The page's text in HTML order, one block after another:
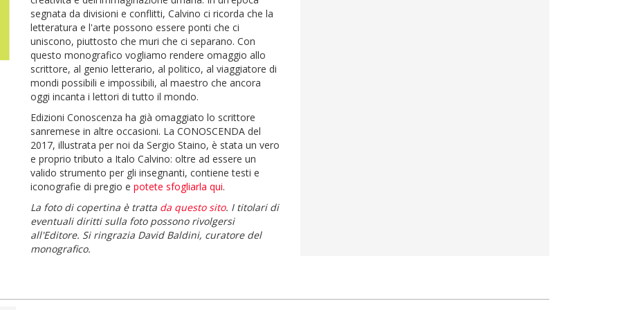
segnata da divisioni e conflitti, Calvino ci ricorda che la
letteratura e l'arte possono essere ponti che ci
uniscono, piuttosto che muri che ci separano. Con
questo monografico vogliamo rendere omaggio allo
scrittore, al genio letterario, al politico, al viaggiatore di
mondi possibili e impossibili, al maestro che ancora
oggi incanta i lettori di tutto il mondo.
Edizioni Conoscenza ha già omaggiato lo scrittore
sanremese in altre occasioni. La CONOSCENDA del
2017, illustrata per noi da Sergio Staino, è stata un vero
e proprio tributo a Italo Calvino: oltre ad essere un
valido strumento per gli insegnanti, contiene testi e
iconografie di pregio e potete sfogliarla qui.
La foto di copertina è tratta da questo sito. I titolari di
eventuali diritti sulla foto possono rivolgersi
all'Editore. Si ringrazia David Baldini, curatore del
monografico.